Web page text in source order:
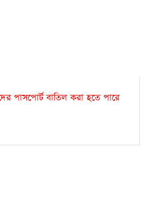
পাসপোর্ট বাতিল করা হতে পারে